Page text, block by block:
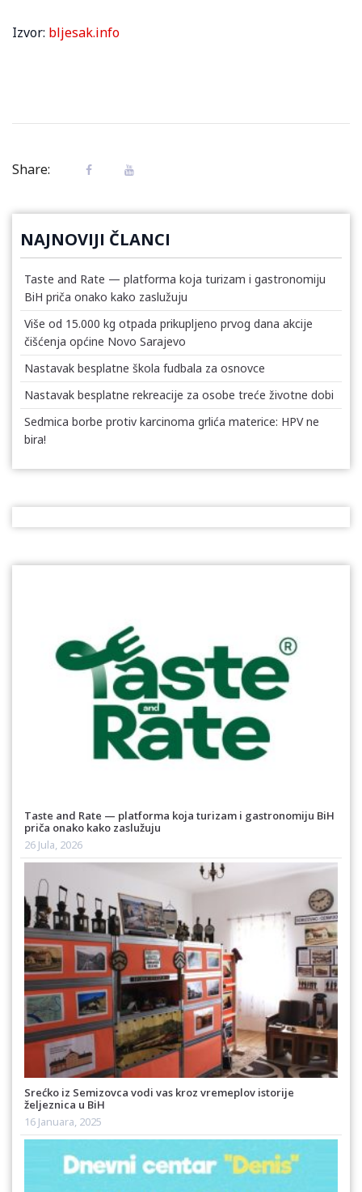
Izvor: bljesak.info
Share:
NAJNOVIJI ČLANCI
Taste and Rate — platforma koja turizam i gastronomiju
BiH priča onako kako zaslužuju
Više od 15.000 kg otpada prikupljeno prvog dana akcije
čišćenja općine Novo Sarajevo
Nastavak besplatne škola fudbala za osnovce
Nastavak besplatne rekreacije za osobe treće životne dobi
Sedmica borbe protiv karcinoma grlića materice: HPV ne
bira!
Taste and Rate — platforma koja turizam i gastronomiju BiH
priča onako kako zaslužuju
26 Jula, 2026
Srećko iz Semizovca vodi vas kroz vremeplov istorije
željeznica u BiH
16 Januara, 2025